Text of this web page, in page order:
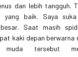
dan lebih tangguh.
yang baik. Saya
Saat masih
kaki depan berwarna
tersebut